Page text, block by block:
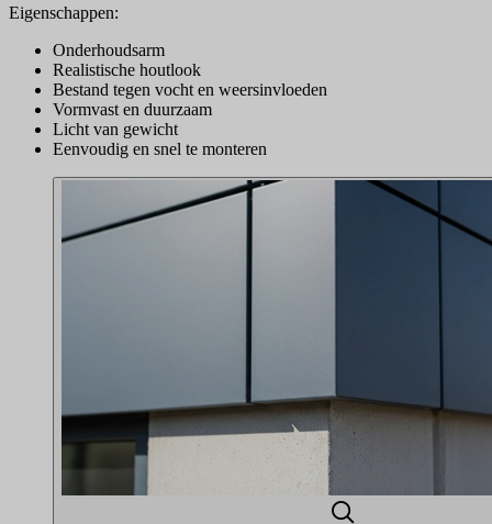
Eigenschappen:
Onderhoudsarm
Realistische houtlook
Bestand tegen vocht en weersinvloeden
Vormvast en duurzaam
Licht van gewicht
Eenvoudig en snel te monteren